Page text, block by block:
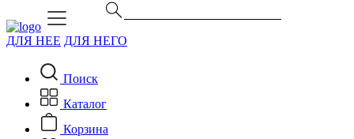
ДЛЯ НЕЕ ДЛЯ НЕГО
Поиск
Каталог
Корзина